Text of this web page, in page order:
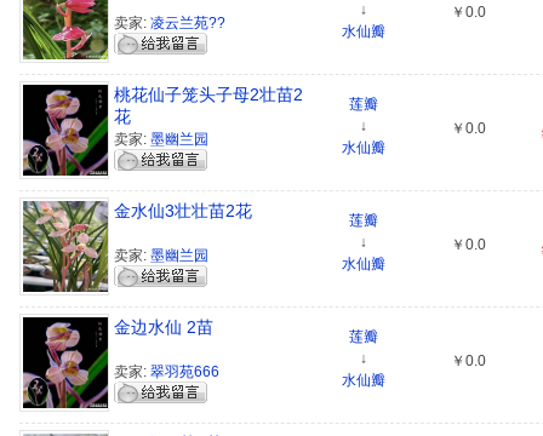
卖家: 凌云兰苑??
↓
水仙瓣
￥0.0
桃花仙子笼头子母2壮苗2
花
卖家: 墨幽兰园
莲瓣
↓
水仙瓣
￥0.0
金水仙3壮壮苗2花
卖家: 墨幽兰园
莲瓣
↓
水仙瓣
￥0.0
金边水仙 2苗
卖家: 翠羽苑666
莲瓣
↓
水仙瓣
￥0.0